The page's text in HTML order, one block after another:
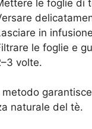
le foglie di
in
le foglie e
volte.
metodo garantisce
naturale del tè.